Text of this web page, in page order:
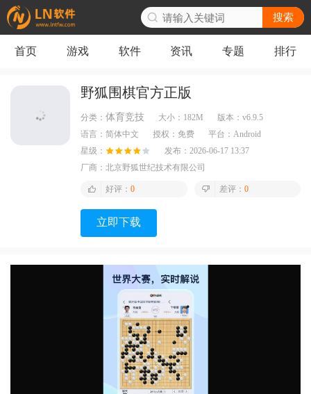
搜索
首页 游戏 软件 资讯 专题 排行
野狐围棋官方正版
分类： 体育竞技 大小： 182M 版本： v6.9.5
语言： 简体中文 授权： 免费 平台： Android
星级：
发布： 2026-06-17 13:37
厂商： 北京野狐世纪技术有限公司
好评： 0 差评： 0
立即下载